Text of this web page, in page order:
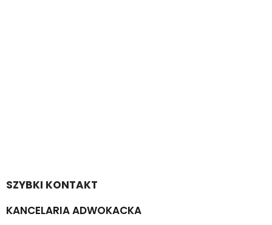
SZYBKI KONTAKT
KANCELARIA ADWOKACKA